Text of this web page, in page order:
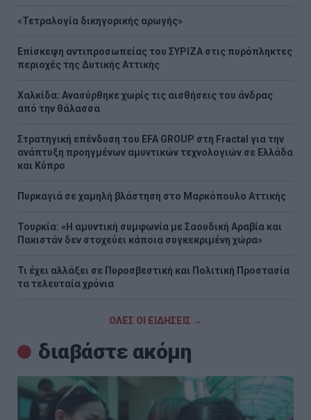
«Τετραλογία δικηγορικής αρωγής»
Επίσκεψη αντιπροσωπείας του ΣΥΡΙΖΑ στις πυρόπληκτες
περιοχές της Δυτικής Αττικής
Χαλκίδα: Ανασύρθηκε χωρίς τις αισθήσεις του άνδρας
από την θάλασσα
Στρατηγική επένδυση του EFA GROUP στη Fractal για την
ανάπτυξη προηγμένων αμυντικών τεχνολογιών σε Ελλάδα
και Κύπρο
Πυρκαγιά σε χαμηλή βλάστηση στο Μαρκόπουλο Αττικής
Τουρκία: «Η αμυντική συμφωνία με Σαουδική Αραβία και
Πακιστάν δεν στοχεύει κάποια συγκεκριμένη χώρα»
Τι έχει αλλάξει σε Πυροσβεστική και Πολιτική Προστασία
τα τελευταία χρόνια
ΟΛΕΣ ΟΙ ΕΙΔΗΣΕΙΣ →
διαβάστε ακόμη